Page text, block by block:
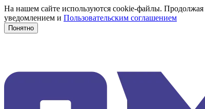
На нашем сайте используются cookie-файлы. Продолжая
уведомлением и Пользовательским соглашением
Понятно